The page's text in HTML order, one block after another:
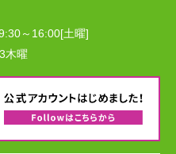
～16:00[土曜]
木曜